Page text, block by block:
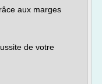
aux marges
de votre